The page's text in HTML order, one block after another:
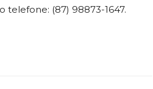
(87) 98873-1647.